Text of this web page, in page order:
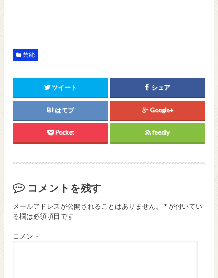
芸能
ツイート シェア
はてブ Google+
Pocket feedly
コメントを残す
メールアドレスが公開されることはありません。 *が付いてい
る欄は必須項目です
コメント